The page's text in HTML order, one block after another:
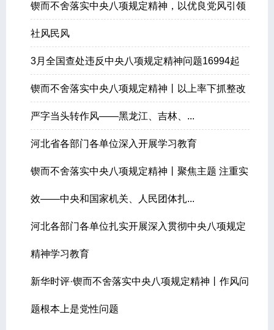
锲而不舍落实中央八项规定精神，以优良党风引领
社风民风
3月全国查处违反中央八项规定精神问题16994起
锲而不舍落实中央八项规定精神丨以上率下抓整改
严字当头转作风——黑龙江、吉林、...
河北省各部门各单位深入开展学习教育
锲而不舍落实中央八项规定精神丨聚焦主题 注重实
效——中央和国家机关、人民团体扎...
河北各部门各单位扎实开展深入贯彻中央八项规定
精神学习教育
新华时评·锲而不舍落实中央八项规定精神丨作风问
题根本上是党性问题